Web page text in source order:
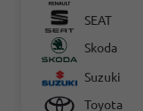
SEAT
Skoda
Suzuki
Toyota